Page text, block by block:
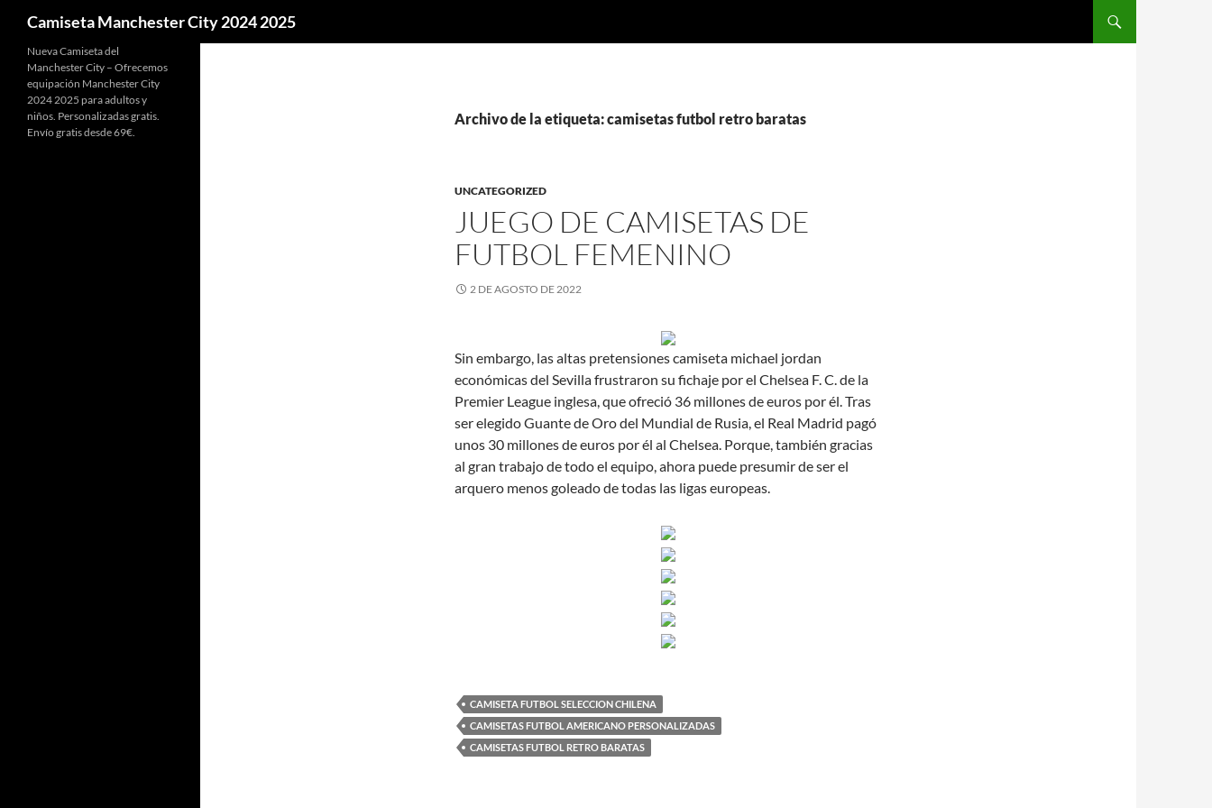
Camiseta Manchester City 2024 2025
Archivo de la etiqueta: camisetas futbol retro baratas
UNCATEGORIZED
JUEGO DE CAMISETAS DE
FUTBOL FEMENINO
2 DE AGOSTO DE 2022
Sin embargo, las altas pretensiones camiseta michael jordan
económicas del Sevilla frustraron su fichaje por el Chelsea F. C. de la
Premier League inglesa, que ofreció 36 millones de euros por él. Tras
ser elegido Guante de Oro del Mundial de Rusia, el Real Madrid pagó
unos 30 millones de euros por él al Chelsea. Porque, también gracias
al gran trabajo de todo el equipo, ahora puede presumir de ser el
arquero menos goleado de todas las ligas europeas.
CAMISETA FUTBOL SELECCION CHILENA
CAMISETAS FUTBOL AMERICANO PERSONALIZADAS
CAMISETAS FUTBOL RETRO BARATAS
Nueva Camiseta del
Manchester City – Ofrecemos
equipación Manchester City
2024 2025 para adultos y
niños. Personalizadas gratis.
Envío gratis desde 69€.